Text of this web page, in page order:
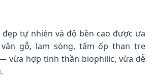
đẹp tự nhiên và độ bền cao được ưa
gỗ, lam sóng, tấm ốp than tre
vừa hợp tinh thần biophilic, vừa dễ